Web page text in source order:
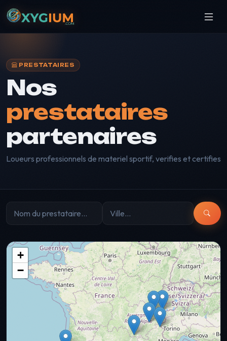
PRESTATAIRES
Nos
prestataires
partenaires
Loueurs professionnels de materiel sportif, verifies et certifies
+
−